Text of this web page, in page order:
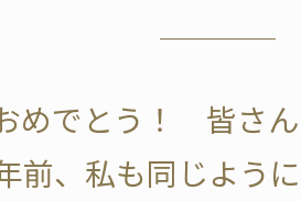
めでとう！ 皆さ
前、私も同じよう